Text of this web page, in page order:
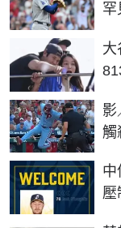
罕
大
影
觸
中